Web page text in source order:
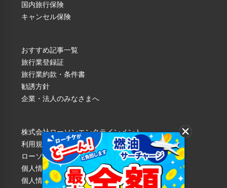
国内旅行保険
キャンセル保険
おすすめ記事一覧
旅行業登録証
旅行業約款・条件書
勧誘方針
企業・法人のみなさまへ
株式会社ローソンエンタテインメント
利用規約
ローソンWEB会員規約
個人情報の取り扱いについて
個人情報保護方針